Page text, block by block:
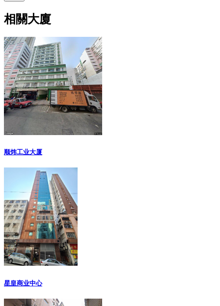
相關大廈
顺炜工业大厦
星皇商业中心